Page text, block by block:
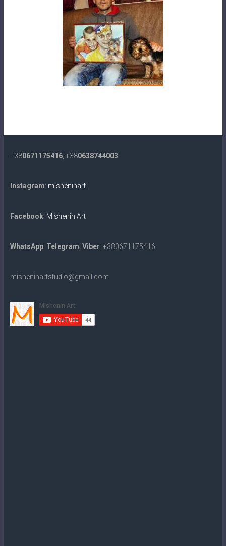
+380671175416, +380638744003
Instagram: misheninart
Facebook: Mishenin Art
WhatsApp, Telegram Viber: +380671175416
misheninartstudio@gmail.com